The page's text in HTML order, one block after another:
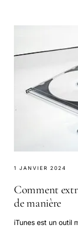
1 JANVIER 2024
Comment
de manière
iTunes est un outil